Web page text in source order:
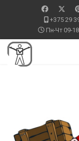
+375 29
Пн-Чт 09-